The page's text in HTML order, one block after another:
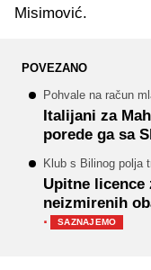
Misimović.
POVEZANO
Pohvale na račun
Italijani za
porede ga sa
Klub s Bilinog polja
Upitne licence
neizmirenih
· SAZNAJEMO